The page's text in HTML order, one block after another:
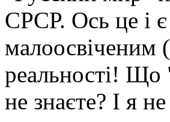
СРСР. Ось це і
малоосвіченим
реальності! Що
не знаєте? І я